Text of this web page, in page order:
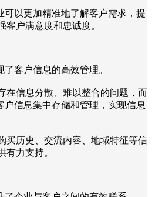
可以更加精准地了解客户需求，提
客户满意度和忠诚度。
客户信息的高效管理。
在信息分散、难以整合的问题，而
户信息集中存储和管理，实现信息
买历史、交流内容、地域特征等信
有力支持。